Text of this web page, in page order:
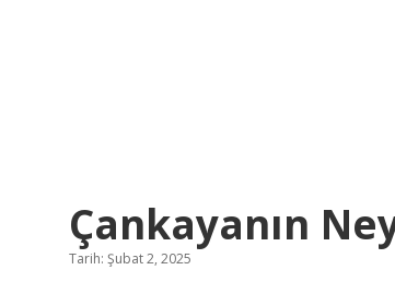
Çankayanın
Tarih: Şubat 2, 2025